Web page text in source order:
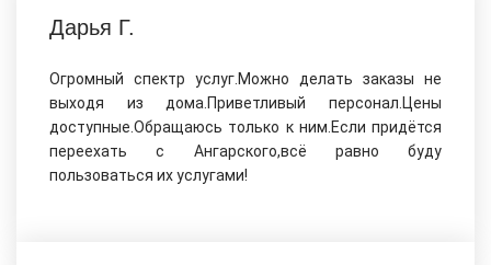
Дарья Г.
Огромный спектр услуг.Можно делать заказы не
выходя из дома.Приветливый персонал.Цены
доступные.Обращаюсь только к ним.Если придётся
переехать с Ангарского,всё равно буду
пользоваться их услугами!